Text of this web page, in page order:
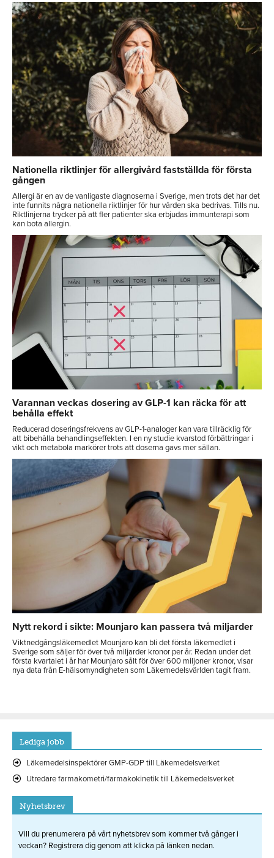
Nationella riktlinjer för allergivård fastställda för första
gången
Allergi är en av de vanligaste diagnoserna i Sverige, men trots det har det
inte funnits några nationella riktlinjer för hur vården ska bedrivas. Tills nu.
Riktlinjerna trycker på att fler patienter ska erbjudas immunterapi som
kan bota allergin.
Varannan veckas dosering av GLP-1 kan räcka för att
behålla effekt
Reducerad doseringsfrekvens av GLP-1-analoger kan vara tillräcklig för
att bibehålla behandlingseffekten. I en ny studie kvarstod förbättringar i
vikt och metabola markörer trots att doserna gavs mer sällan.
Nytt rekord i sikte: Mounjaro kan passera två miljarder
Viktnedgångsläkemedlet Mounjaro kan bli det första läkemedlet i
Sverige som säljer för över två miljarder kronor per år. Redan under det
första kvartalet i år har Mounjaro sålt för över 600 miljoner kronor, visar
nya data från E-hälsomyndigheten som Läkemedelsvärlden tagit fram.
Lediga jobb
Läkemedelsinspektörer GMP-GDP till Läkemedelsverket
Utredare farmakometri/farmakokinetik till Läkemedelsverket
Nyhetsbrev
Vill du prenumerera på vårt nyhetsbrev som kommer två gånger i
veckan? Registrera dig genom att klicka på länken nedan.